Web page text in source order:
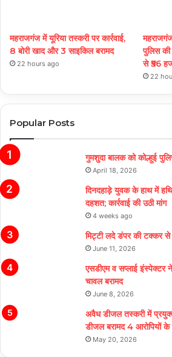
महराजगंज में यूरिया तस्करी पर कार्रवाई,
8 बोरी खाद और 3 साइकिल बरामद
22 hours ago
पुलिस
से ₹56
22
Popular Posts
गुमशुदा बालक को कोल्हुई
April 18, 2026
दिनदहाड़े युवक के हाथ में
दहशत; कार्रवाई की उठी मांग
4 weeks ago
मिट्टी लदे डंपर की टक्कर
June 11, 2026
एसडीएम व सप्लाई इंस्पेक्टर
चावल बरामद
June 8, 2026
अवैध डीजल तस्करी में
डीजल बरामद 4 आरोपियों के
May 20, 2026